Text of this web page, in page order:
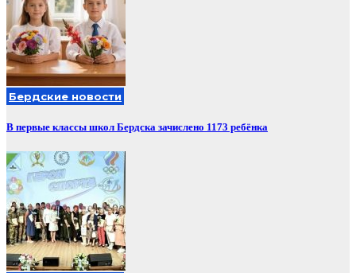
Бердские новости
В первые классы школ Бердска зачислено 1173 ребёнка